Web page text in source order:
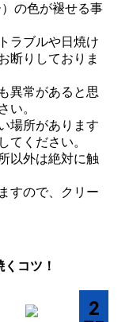
の色が褪せる事
ラブルや日焼け
断りしておりま
異常があると思
い。
場所があります
てください。
以外は絶対に触
すので、クリー
コツ！
2